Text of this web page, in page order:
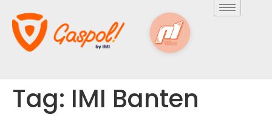
Tag: IMI Banten